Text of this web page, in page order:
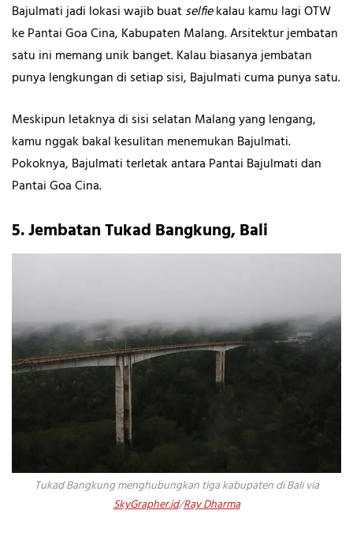
Bajulmati jadi lokasi wajib buatselfiekalau kamu lagi OTW
ke Pantai Goa Cina, Kabupaten Malang. Arsitektur jembatan
satu ini memang unik banget. Kalau biasanya jembatan
punya lengkungan di setiap sisi, Bajulmati cuma punya satu.
Meskipun letaknya di sisi selatan Malang yang lengang,
kamu nggak bakal kesulitan menemukan Bajulmati.
Pokoknya, Bajulmati terletak antara Pantai Bajulmati dan
Pantai Goa Cina.
5. Jembatan Tukad Bangkung, Bali
Tukad Bangkung menghubungkan tiga kabupaten di Bali via
SkyGrapher.id/Ray Dharma